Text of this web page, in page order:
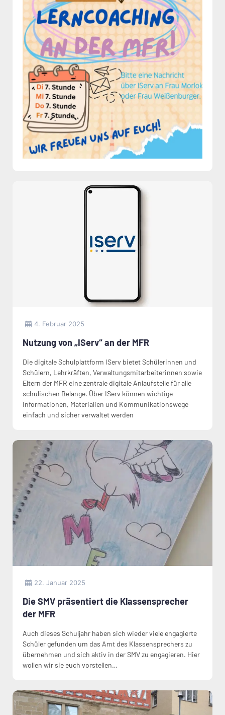
4. Februar 2025
Nutzung von „IServ“ an der MFR
Die digitale Schulplattform IServ bietet Schülerinnen und
Schülern, Lehrkräften, Verwaltungsmitarbeiterinnen sowie
Eltern der MFR eine zentrale digitale Anlaufstelle für alle
schulischen Belange. Über IServ können wichtige
Informationen, Materialien und Kommunikationswege
einfach und sicher verwaltet werden
22. Januar 2025
Die SMV präsentiert die Klassensprecher
der MFR
Auch dieses Schuljahr haben sich wieder viele engagierte
Schüler gefunden um das Amt des Klassensprechers zu
übernehmen und sich aktiv in der SMV zu engagieren. Hier
wollen wir sie euch vorstellen…